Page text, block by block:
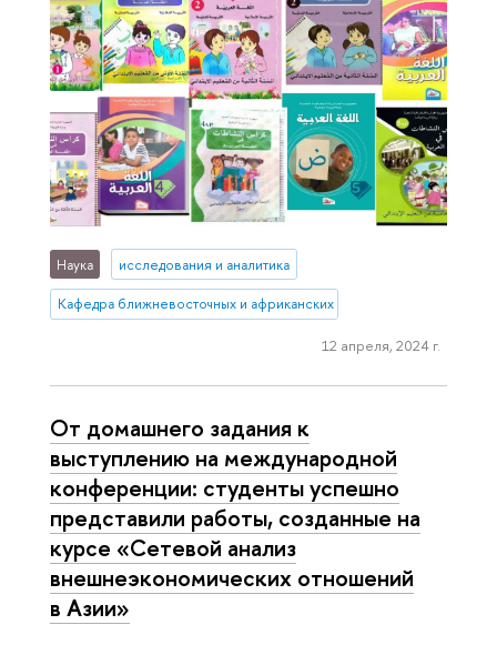
Наука исследования и аналитика
Кафедра ближневосточных и африканских исследований
12 апреля, 2024 г.
От домашнего задания к
выступлению на международной
конференции: студенты успешно
представили работы, созданные на
курсе «Сетевой анализ
внешнеэкономических отношений
в Азии»